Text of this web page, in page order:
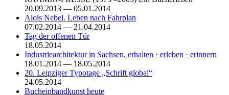
20.09.2013 — 05.01.2014
Alois Nebel. Leben nach Fahrplan
07.02.2014 — 21.04.2014
Tag der offenen Tür
18.05.2014
Industriearchitektur in Sachsen. erhalten · erleben · erinnern
18.01.2014 — 18.05.2014
20. Leipziger Typotage „Schrift global“
24.05.2014
Bucheinbandkunst heute